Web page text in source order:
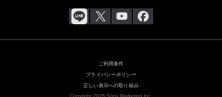
ご利用条件
プライバシーポリシー
正しい表示への取り組み
Copyright 2026 Sony Marketing Inc.